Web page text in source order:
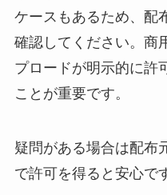
ケースもあるため、配
確認してください。商
プロードが明示的に許
ことが重要です。
疑問がある場合は配布
で許可を得ると安心で